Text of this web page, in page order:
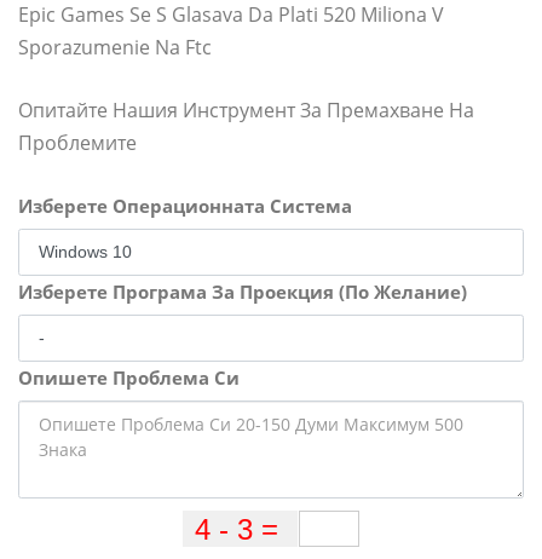
Epic Games Se S Glasava Da Plati 520 Miliona V
Sporazumenie Na Ftc
Опитайте Нашия Инструмент За Премахване На
Проблемите
Изберете Операционната Система
Изберете Програма За Проекция (По Желание)
Опишете Проблема Си